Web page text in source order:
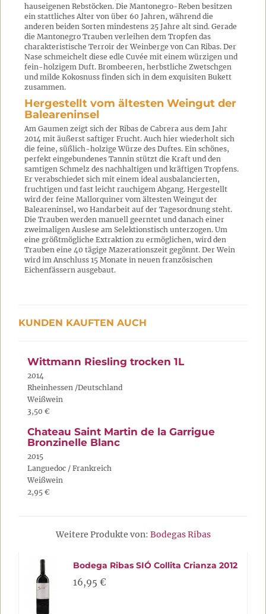
hauseigenen Rebstöcken. Die Mantonegro-Reben besitzen
ein stattliches Alter von über 60 Jahren, während die
anderen beiden Sorten mindestens 25 Jahre alt sind. Gerade
die Mantonegro Trauben verleihen dem Tropfen das
charakteristische Terroir der Weinberge von Can Ribas. Der
Nase schmeichelt diese edle Cuvée mit einem würzigen und
fein-holzigem Duft. Brombeeren, herbstliche Zwetschgen
und milde Kokosnuss finden sich in dem exquisiten Bukett
zusammen.
Hergestellt vom ältesten Weingut der
Baleareninsel
Am Gaumen zeigt sich der Ribas de Cabrera aus dem Jahr
2014 mit äußerst saftiger Frucht. Auch hier wiederholt sich
die feine, süßlich-holzige Würze des Duftes. Ein schönes,
perfekt eingebundenes Tannin stützt die Kraft und den
samtigen Schmelz des nachhaltigen und kräftigen Tropfens.
Er verabschiedet sich mit einem ideal ausbalancierten,
fruchtigen und fast leicht rauchigem Abgang. Hergestellt
wird der feine Mallorquiner vom ältesten Weingut der
Baleareninsel, wo Handarbeit auf der Tagesordnung steht.
Die Trauben werden manuell geerntet und danach einer
zweimaligen Auslese am Selektionstisch unterzogen. Um
eine größtmögliche Extraktion zu ermöglichen, wird den
Trauben eine 40 tägige Mazerationszeit gegönnt. Der Wein
wird im Anschluss 15 Monate in neuen französischen
Eichenfässern ausgebaut.
KUNDEN KAUFTEN AUCH
Wittmann Riesling trocken 1L
2014
Rheinhessen /Deutschland
Weißwein
3,50 €
Chateau Saint Martin de la Garrigue
Bronzinelle Blanc
2015
Languedoc / Frankreich
Weißwein
2,95 €
Weitere Produkte von: Bodegas Ribas
Bodega Ribas SIÓ Collita Crianza 2012
16,95 €